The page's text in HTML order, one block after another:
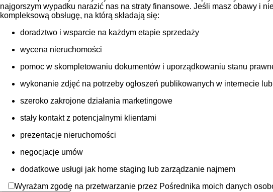
najgorszym wypadku narazić nas na straty finansowe. Jeśli masz obawy i
kompleksową obsługę, na którą składają się:
doradztwo i wsparcie na każdym etapie sprzedaży
wycena nieruchomości
pomoc w skompletowaniu dokumentów i uporządkowaniu stanu
wykonanie zdjęć na potrzeby ogłoszeń publikowanych w internecie
szeroko zakrojone działania marketingowe
stały kontakt z potencjalnymi klientami
prezentacje nieruchomości
negocjacje umów
dodatkowe usługi jak home staging lub zarządzanie najmem
Wyrażam zgodę na przetwarzanie przez Pośrednika moich danych